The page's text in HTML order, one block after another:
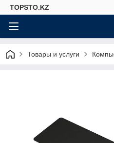
TOPSTO.KZ
Товары и услуги